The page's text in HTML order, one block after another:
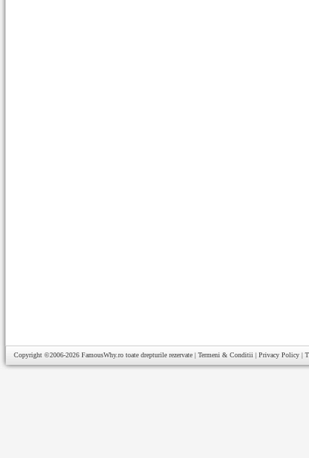
Copyright ©2006-2026 FamousWhy.ro toate drepturile rezervate | Termeni & Conditii | Privacy Policy |